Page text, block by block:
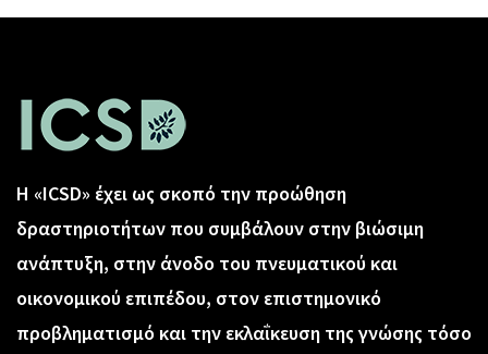
Η «ICSD» έχει ως σκοπό την προώθηση
δραστηριοτήτων που συμβάλουν στην βιώσιμη
ανάπτυξη, στην άνοδο του πνευματικού και
οικονομικού επιπέδου, στον επιστημονικό
προβληματισμό και την εκλαΐκευση της γνώσης τόσο